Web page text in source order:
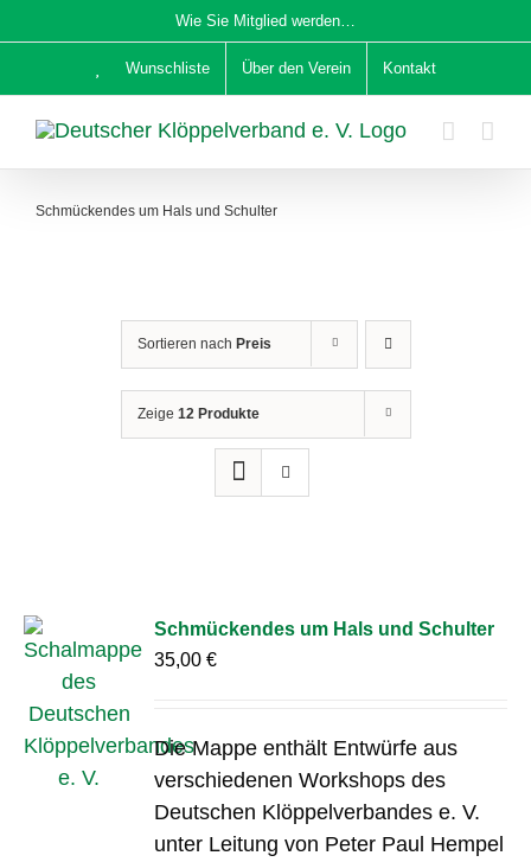
Inhalt
Wie Sie Mitglied werden…
Wunschliste Über den Verein Kontakt
Schmückendes um Hals und Schulter
Sortieren nach Preis
Zeige 12 Produkte
Schmückendes um Hals und Schulter
35,00€
Die Mappe enthält Entwürfe aus
verschiedenen Workshops des
Deutschen Klöppelverbandes e. V.
unter Leitung von Peter Paul Hempel